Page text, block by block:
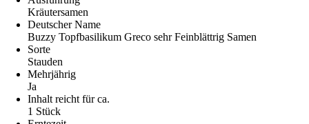
Kräutersamen
Deutscher Name
Buzzy Topfbasilikum Greco sehr Feinblättrig Samen
Sorte
Stauden
Mehrjährig
Ja
Inhalt reicht für ca.
1 Stück